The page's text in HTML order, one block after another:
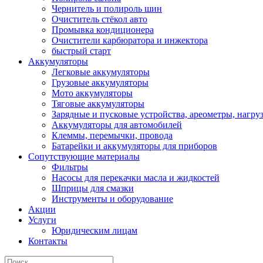
Чернитель и полироль шин
Очиститель стёкол авто
Промывка кондиционера
Очистители карбюратора и инжектора
быстрый старт
Аккумуляторы
Легковые аккумуляторы
Грузовые аккумуляторы
Мото аккумуляторы
Тяговые аккумуляторы
Зарядные и пусковые устройства, ареометры,
Аккумуляторы для автомобилей
Клеммы, перемычки, провода
Батарейки и аккумуляторы для приборов
Сопутствующие материалы
Фильтры
Насосы для перекачки масла и жидкостей
Шприцы для смазки
Инструменты и оборудование
Акции
Услуги
Юридическим лицам
Контакты